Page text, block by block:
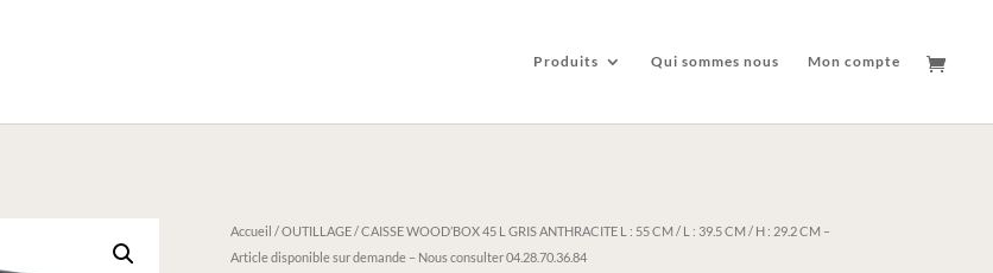
Produits Qui sommes nous Mon compte
Accueil /OUTILLAGE/ CAISSE WOOD’BOX 45 L GRIS ANTHRACITE L : 55 CM / L : 39.5 CM / H : 29.2 CM –
Article disponible sur demande – Nous consulter 04.28.70.36.84